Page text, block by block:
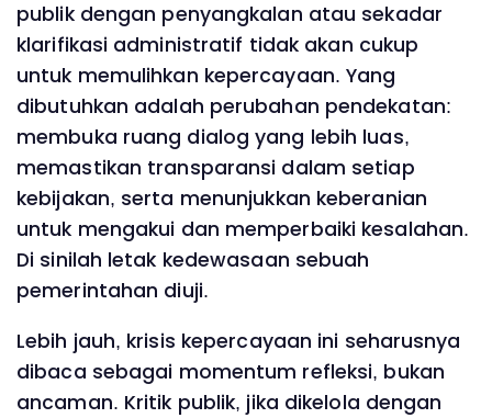
publik dengan penyangkalan atau sekadar
klarifikasi administratif tidak akan cukup
untuk memulihkan kepercayaan. Yang
dibutuhkan adalah perubahan pendekatan:
membuka ruang dialog yang lebih luas,
memastikan transparansi dalam setiap
kebijakan, serta menunjukkan keberanian
untuk mengakui dan memperbaiki kesalahan.
Di sinilah letak kedewasaan sebuah
pemerintahan diuji.
Lebih jauh, krisis kepercayaan ini seharusnya
dibaca sebagai momentum refleksi, bukan
ancaman. Kritik publik, jika dikelola dengan